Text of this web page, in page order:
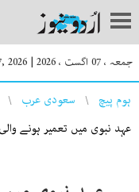
جمعہ ، 07 اگست ، 2026 |
2026
You are here
ہوم پیچ
سعودی عرب
عہد نبوی میں تعمیر ہونے